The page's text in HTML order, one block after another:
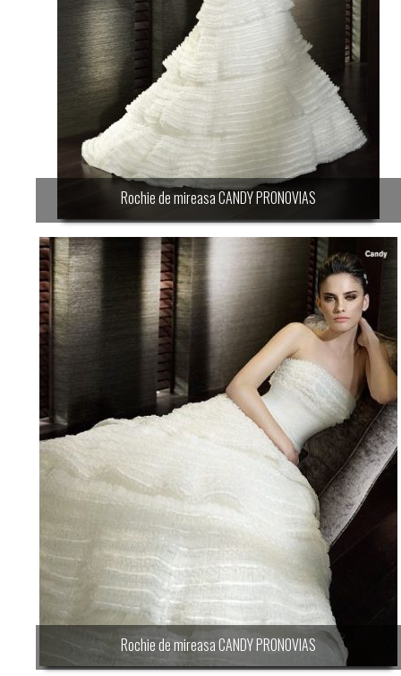
Rochie de mireasa CANDY PRONOVIAS
Rochie de mireasa CANDY PRONOVIAS